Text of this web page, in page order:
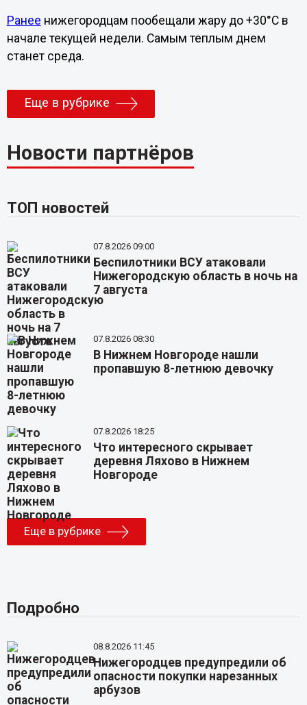
Ранее нижегородцам пообещали жару до +30°C в
начале текущей недели. Самым теплым днем
станет среда.
Еще в рубрике
Новости партнёров
ТОП новостей
07.8.2026 09:00
Беспилотники ВСУ атаковали
Нижегородскую область в ночь на
7 августа
07.8.2026 08:30
В Нижнем Новгороде нашли
пропавшую 8-летнюю девочку
07.8.2026 18:25
Что интересного скрывает
деревня Ляхово в Нижнем
Новгороде
Еще в рубрике
Подробно
08.8.2026 11:45
Нижегородцев предупредили об
опасности покупки нарезанных
арбузов